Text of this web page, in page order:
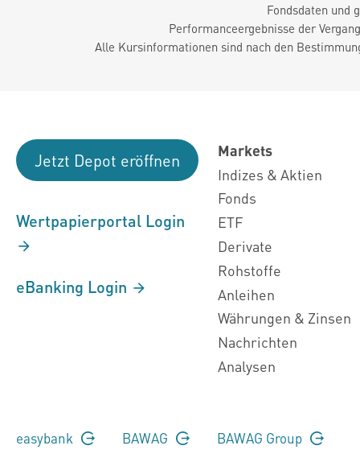
Fondsdaten und
Performanceergebnisse der
Alle Kursinformationen sind nach den
Jetzt Depot eröffnen
Wertpapierportal Login
eBanking Login
Markets
Indizes & Aktien
Fonds
ETF
Derivate
Rohstoffe
Anleihen
Währungen & Zinsen
Nachrichten
Analysen
easybank BAWAG BAWAG Group